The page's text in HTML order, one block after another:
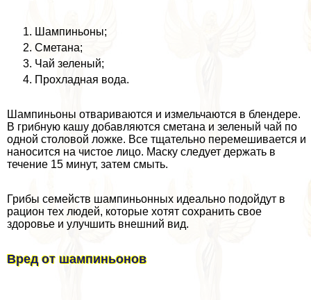
Шампиньоны;
Сметана;
Чай зеленый;
Прохладная вода.
Шампиньоны отвариваются и измельчаются в блендере.
В грибную кашу добавляются сметана и зеленый чай по
одной столовой ложке. Все тщательно перемешивается и
наносится на чистое лицо. Маску следует держать в
течение 15 минут, затем смыть.
Грибы семейств шампиньонных идеально подойдут в
рацион тех людей, которые хотят сохранить свое
здоровье и улучшить внешний вид.
Вред от шампиньонов